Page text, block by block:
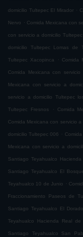
domicilio Tultepec El Mirador .
Nervo . Comida Mexicana con
con servicio a domicilio
domicilio Tultepec Lomas de
Tultepec Xacopinca . Comida
Comida Mexicana con
Mexicana con servicio a
servicio a domicilio Tultepec
Tultepec Fresnos . Comida
Comida Mexicana con servicio
domicilio Tultepec 006 .
Mexicana con servicio a
Santiago Teyahualco
Santiago Teyahualco El
Teyahualco 10 de Junio .
Fraccionamiento Paseos de
Santiago Teyahualco El Dorado
Teyahualco Hacienda Real de
Santiago Teyahualco San